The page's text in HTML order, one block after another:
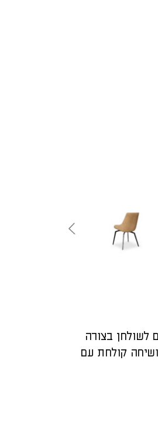
לשולחן בצורה
קולחת עם